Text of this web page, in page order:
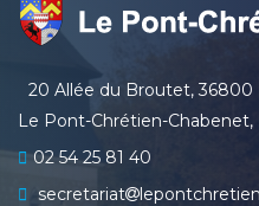
20 Allée du Broutet, 36800
Le Pont-Chrétien-Chabenet,
02 54 25 81 40
secretariat